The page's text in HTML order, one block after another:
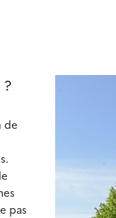
?
de
pas